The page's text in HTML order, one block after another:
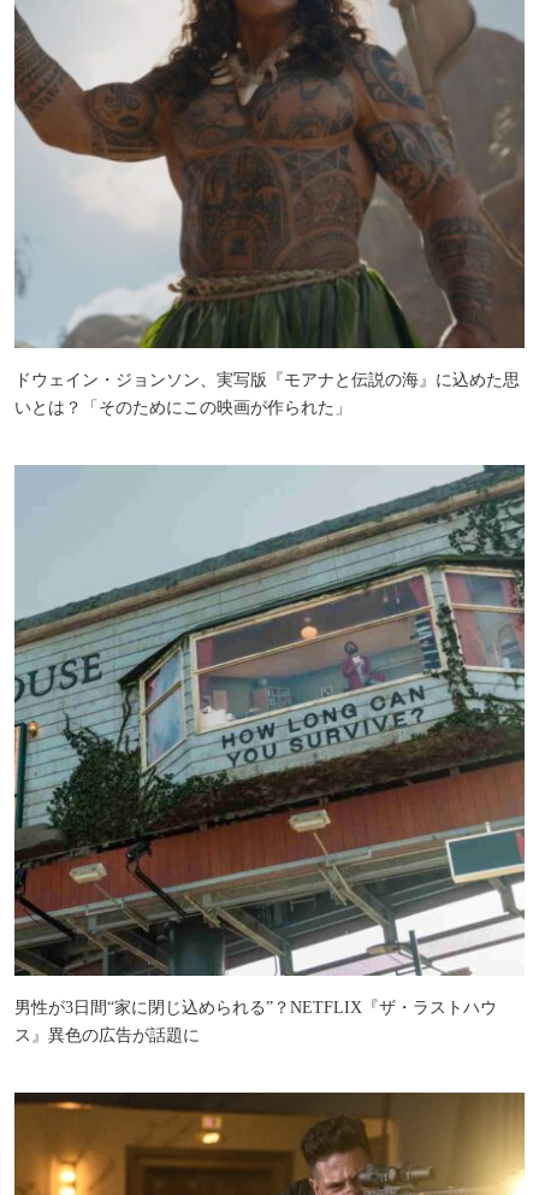
ドウェイン・ジョンソン、実写版『モアナと伝説の海』に込めた思
いとは？「そのためにこの映画が作られた」
男性が3日間“家に閉じ込められる”？NETFLIX『ザ・ラストハウ
ス』異色の広告が話題に